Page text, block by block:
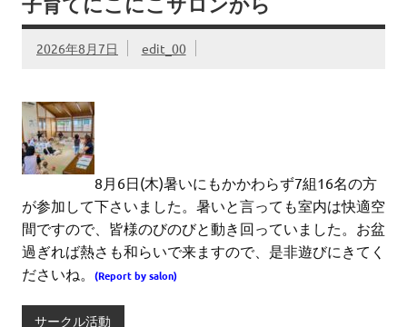
2026年8月7日 edit_00
8月6日(木)暑いにもかかわらず7組16名の方
が参加して下さいました。暑いと言っても室内は快適空
間ですので、皆様のびのびと動き回っていました。お盆
過ぎれば熱さも和らいで来ますので、是非遊びにきてく
ださいね。
(Report by salon)
サークル活動